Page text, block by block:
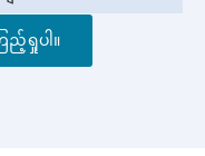
ရှုပါ။